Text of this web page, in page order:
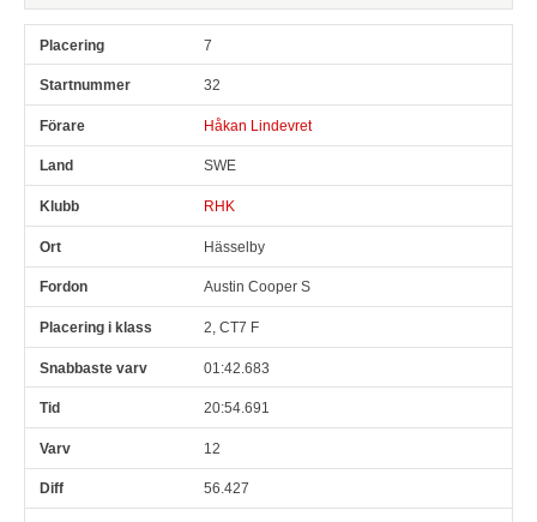
7
32
Håkan Lindevret
SWE
RHK
Hässelby
Austin Cooper S
2, CT7 F
01:42.683
20:54.691
12
56.427